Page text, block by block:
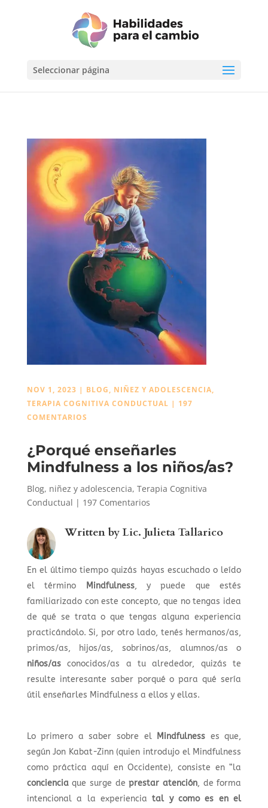
Seleccionar página
NOV 1, 2023 | BLOG, NIÑEZ Y ADOLESCENCIA,
TERAPIA COGNITIVA CONDUCTUAL | 197
COMENTARIOS
¿Porqué enseñarles
Mindfulness a los niños/as?
Blog, niñez y adolescencia, Terapia Cognitiva
Conductual | 197 Comentarios
Written by Lic. Julieta Tallarico
En el último tiempo quizás hayas escuchado o leído
el término
Mindfulness, y puede que estés
familiarizado con este concepto, que no tengas idea
de qué se trata o que tengas alguna experiencia
practicándolo. Si, por otro lado, tenés hermanos/as,
primos/as, hijos/as, sobrinos/as, alumnos/as o
niños/asconocidos/as a tu alrededor, quizás te
resulte interesante saber porqué o para qué sería
útil enseñarles Mindfulness a ellos y ellas.
Lo primero a saber sobre el Mindfulness es que,
según Jon Kabat-Zinn (quien introdujo el Mindfulness
como práctica aquí en Occidente), consiste en “la
concienciaque surge deprestar atención, de forma
intencional a la experienciatal y como es en el